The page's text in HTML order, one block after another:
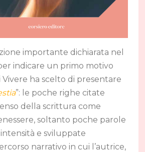
importante dichiarata nel
indicare un primo motivo
Vivere ha scelto di presentare
”: le poche righe citate
della scrittura come
soltanto poche parole
e sviluppate
narrativo in cui l’autrice,